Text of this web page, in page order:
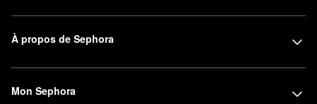
À propos de Sephora
Mon Sephora